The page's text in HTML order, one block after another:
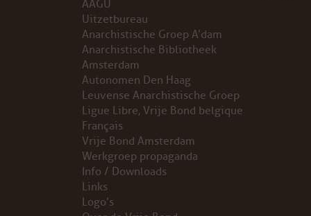
WERKGROEP ARBEID
WERKGROEP PROPAGANDA
CAMPAGNES
ANARCHISME – EEN INTRODUCTIE
OTTO SLAVEFORCE
JUMBO DISTRIBUTIECENTRA EN OTTO WORKFORCE
AAGU
Uitzetbureau
Anarchistische Groep A’dam
Anarchistische Bibliotheek
Amsterdam
Autonomen Den Haag
Leuvense Anarchistische Groep
Ligue Libre, Vrije Bond belgique
Français
Vrije Bond Amsterdam
Werkgroep propaganda
Info / Downloads
Links
Logo’s